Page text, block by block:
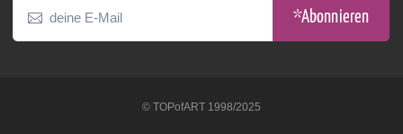
*Abonnieren
© TOPofART 1998/2025